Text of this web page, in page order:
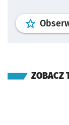
ZOBACZ